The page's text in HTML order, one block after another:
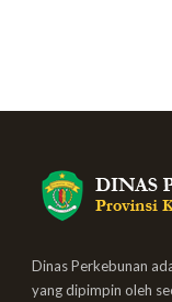
Dinas Perkebunan
yang dipimpin oleh